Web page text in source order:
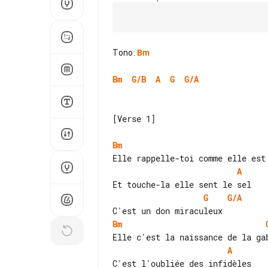
Tono: Bm
Bm G/B A G G/A
[Verse 1]
Bm
A
G
G/A
Bm
A